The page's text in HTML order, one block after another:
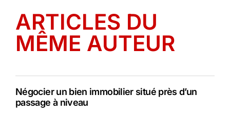
ARTICLES DU
MÊME AUTEUR
Négocier un bien immobilier situé près d’un
passage à niveau